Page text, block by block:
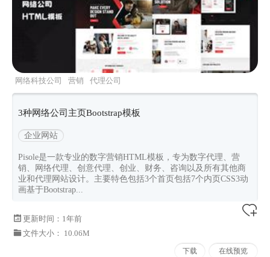
网络科技公司 营销
代理公司
pisole
Bootstrapv532
3种网络公司主页Bootstrap模板
企业网站
Pisole是一款专业的数字营销HTML模板，专为数字代理、营
销、网络代理、创意代理、创业、财务、咨询以及所有其他商
业和代理网站设计。主要特色包括3个首页包括7个内页CSS3动
画基于Bootstrap...
更新时间： 1年前
文件大小： 10.06M
下载 在线预览